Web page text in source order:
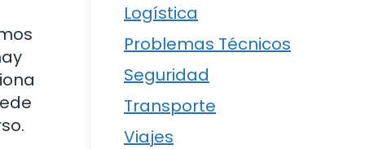
Logística
Problemas Técnicos
Seguridad
Transporte
Viajes